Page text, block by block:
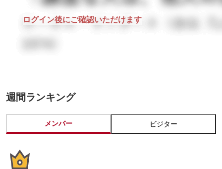
ログイン後にご確認いただけます
週間ランキング
メンバー ビジター